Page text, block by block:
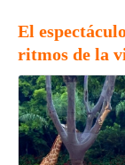
El
ritmos de la